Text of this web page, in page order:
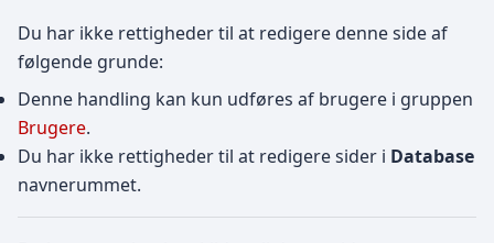
Du har ikke rettigheder til at redigere denne side af
følgende grunde:
Denne handling kan kun udføres af brugere i gruppen
Brugere.
Du har ikke rettigheder til at redigere sider i Database
navnerummet.